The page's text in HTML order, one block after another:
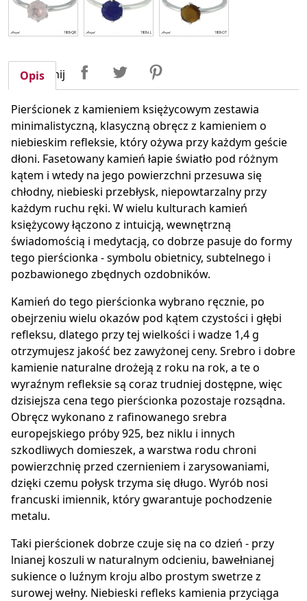
Udostępnij UdostępnijTweetuj
Opis
Pierścionek z kamieniem księżycowym zestawia
minimalistyczną, klasyczną obręcz z kamieniem o
niebieskim refleksie, który ożywa przy każdym geście
dłoni. Fasetowany kamień łapie światło pod różnym
kątem i wtedy na jego powierzchni przesuwa się
chłodny, niebieski przebłysk, niepowtarzalny przy
każdym ruchu ręki. W wielu kulturach kamień
księżycowy łączono z intuicją, wewnętrzną
świadomością i medytacją, co dobrze pasuje do formy
tego pierścionka - symbolu obietnicy, subtelnego i
pozbawionego zbędnych ozdobników.
Kamień do tego pierścionka wybrano ręcznie, po
obejrzeniu wielu okazów pod kątem czystości i głębi
refleksu, dlatego przy tej wielkości i wadze 1,4 g
otrzymujesz jakość bez zawyżonej ceny. Srebro i dobre
kamienie naturalne drożeją z roku na rok, a te o
wyraźnym refleksie są coraz trudniej dostępne, więc
dzisiejsza cena tego pierścionka pozostaje rozsądna.
Obręcz wykonano z rafinowanego srebra
europejskiego próby 925, bez niklu i innych
szkodliwych domieszek, a warstwa rodu chroni
powierzchnię przed czernieniem i zarysowaniami,
dzięki czemu połysk trzyma się długo. Wyrób nosi
francuski imiennik, który gwarantuje pochodzenie
metalu.
Taki pierścionek dobrze czuje się na co dzień - przy
lnianej koszuli w naturalnym odcieniu, bawełnianej
sukience o luźnym kroju albo prostym swetrze z
surowej wełny. Niebieski refleks kamienia przyciąga